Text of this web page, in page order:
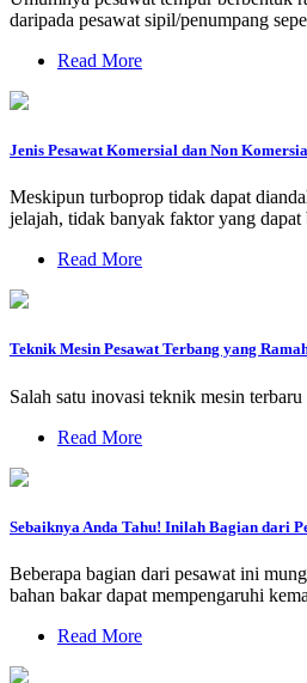
daripada pesawat sipil/penumpang
Read More
Jenis Pesawat Komersial dan Non
Meskipun turboprop tidak dapat
jelajah, tidak banyak faktor yang dapat
Read More
Teknik Mesin Pesawat Terbang yang
Salah satu inovasi teknik mesin
Read More
Sebaiknya Anda Tahu! Inilah Bagian dari
Beberapa bagian dari pesawat ini
bahan bakar dapat mempengaruhi
Read More